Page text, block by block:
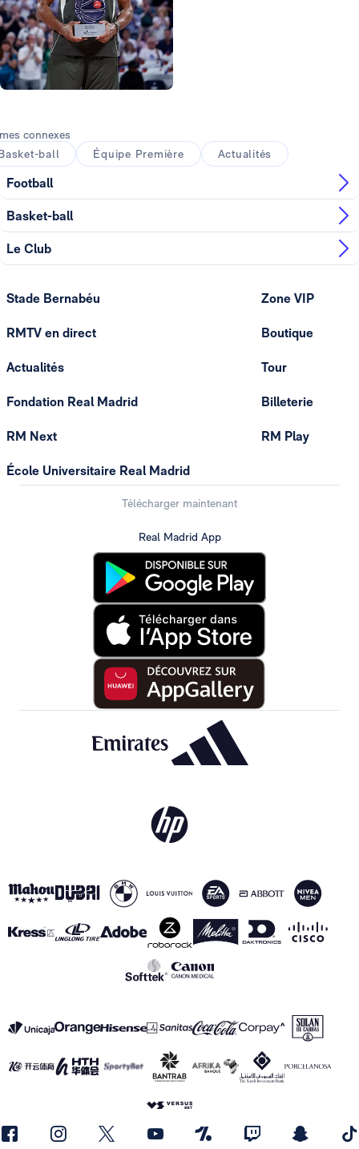
connexes
ball
Équipe Première Actualités
Football
Basket-ball
Le Club
Stade Bernabéu
RMTV en direct
Actualités
Fondation Real Madrid
RM Next
École Universitaire Real Madrid
Zone VIP
Boutique
Tour
Billeterie
RM Play
Télécharger maintenant
Real Madrid App